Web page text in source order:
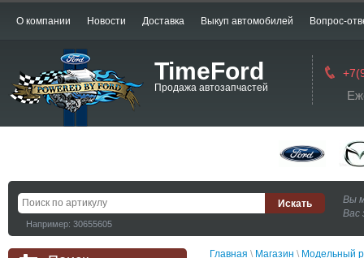
О компании Новости Доставка Выкуп автомобилей Вопрос-
TimeFord
Продажа автозапчастей
Например: 30655605
Вы
Вас
Главная \ Магазин \ Модельный